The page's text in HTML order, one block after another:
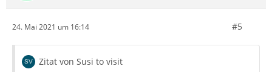
24. Mai 2021 um 16:14 #5
Zitat von Susi to visit